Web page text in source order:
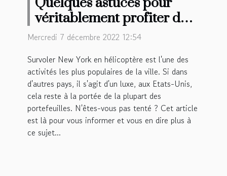
véritablement profiter de
votre survol en hélicoptère
Mercredi 7 décembre 2022 12:54
Survoler New York en hélicoptère est l'une des
activités les plus populaires de la ville. Si dans
d'autres pays, il s'agit d'un luxe, aux Etats-Unis,
cela reste à la portée de la plupart des
portefeuilles. N'êtes-vous pas tenté ? Cet article
est là pour vous informer et vous en dire plus à
ce sujet...